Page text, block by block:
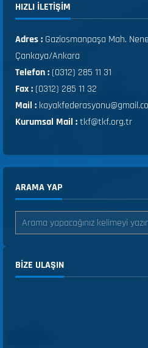
HIZLI ILETIŞIM
Adres : Gaziosmanpaşa Mah.
Çankaya/Ankara
Telefon :(0312) 285 11 31
Fax :(0312) 285 11 32
Mail :
Kurumsal Mail :tkf@tkf.org.tr
ARAMA YAP
BIZE ULAŞIN